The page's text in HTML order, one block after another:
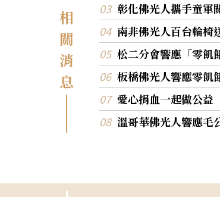
相
關
消
息
彰化佛光人攜手童
南非佛光人百台輪
松二分會響應「零
板橋佛光人響應零
愛心捐血一起做公
溫哥華佛光人響應